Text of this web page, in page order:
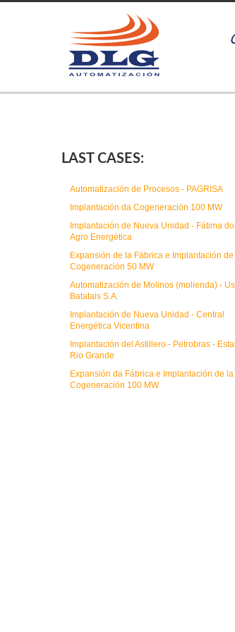
LAST CASES:
Automatización de Procesos - PAGRISA
Implantación da Cogeneración 100 MW
Implantación de Nueva Unidad - Fátima do
Agro Energética
Expansión de la Fábrica e Implantación
Cogeneración 50 MW
Automatización de Molinos (molienda) -
Batatais S.A.
Implantación de Nueva Unidad - Central
Energética Vicentina
Implantación del Astillero - Petrobras -
Rio Grande
Expansión da Fábrica e Implantación de la
Cogeneración 100 MW